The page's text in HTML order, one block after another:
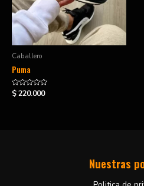
Caballero
Puma
Valorado
en
$220.000
Nuestras